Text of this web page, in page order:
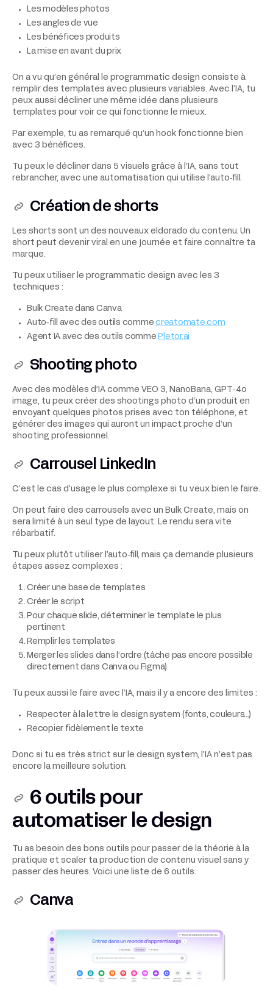
Les modèles photos
Les angles de vue
Les bénéfices produits
La mise en avant du prix
On a vu qu’en général le programmatic design consiste à
remplir des templates avec plusieurs variables. Avec l’IA, tu
peux aussi décliner une même idée dans plusieurs
templates pour voir ce qui fonctionne le mieux.
Par exemple, tu as remarqué qu’un hook fonctionne bien
avec 3 bénéfices.
Tu peux le décliner dans 5 visuels grâce à l’IA, sans tout
rebrancher, avec une automatisation qui utilise l’auto‑fill.
Création de shorts
Les shorts sont un des nouveaux eldorado du contenu. Un
short peut devenir viral en une journée et faire connaître ta
marque.
Tu peux utiliser le programmatic design avec les 3
techniques :
Bulk Create dans Canva
Auto‑fill avec des outils comme creatomate.com
Agent IA avec des outils comme Pletor.ai
Shooting photo
Avec des modèles d’IA comme VEO 3, NanoBana, GPT‑4o
image, tu peux créer des shootings photo d’un produit en
envoyant quelques photos prises avec ton téléphone, et
générer des images qui auront un impact proche d’un
shooting professionnel.
Carrousel LinkedIn
C’est le cas d’usage le plus complexe si tu veux bien le faire.
On peut faire des carrousels avec un Bulk Create, mais on
sera limité à un seul type de layout. Le rendu sera vite
rébarbatif.
Tu peux plutôt utiliser l’auto‑fill, mais ça demande plusieurs
étapes assez complexes :
Créer une base de templates
Créer le script
Pour chaque slide, déterminer le template le plus
pertinent
Remplir les templates
Merger les slides dans l’ordre (tâche pas encore possible
directement dans Canva ou Figma)
Tu peux aussi le faire avec l’IA, mais il y a encore des limites :
Respecter à la lettre le design system (fonts, couleurs…)
Recopier fidèlement le texte
Donc si tu es très strict sur le design system, l’IA n’est pas
encore la meilleure solution.
6 outils pour
automatiser le design
Tu as besoin des bons outils pour passer de la théorie à la
pratique et scaler ta production de contenu visuel sans y
passer des heures. Voici une liste de 6 outils.
Canva